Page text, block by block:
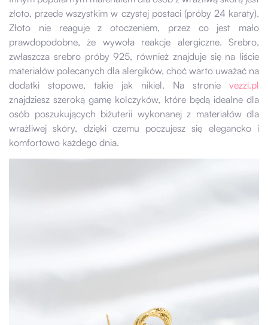
złoto, przede wszystkim w czystej postaci (próby 24 karaty).
Złoto nie reaguje z otoczeniem, przez co jest mało
prawdopodobne, że wywoła reakcje alergiczne. Srebro,
zwłaszcza srebro próby 925, również znajduje się na liście
materiałów polecanych dla alergików, choć warto uważać na
dodatki stopowe, takie jak nikiel. Na stronie vezzi.pl
znajdziesz szeroką gamę kolczyków, które będą idealne dla
osób poszukujących biżuterii wykonanej z materiałów dla
wrażliwej skóry, dzięki czemu poczujesz się elegancko i
komfortowo każdego dnia.